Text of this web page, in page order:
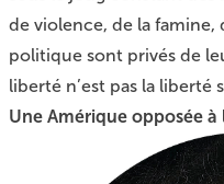
de violence, de la famine,
politique sont privés de
liberté n’est pas la liberté
Une Amérique opposée à